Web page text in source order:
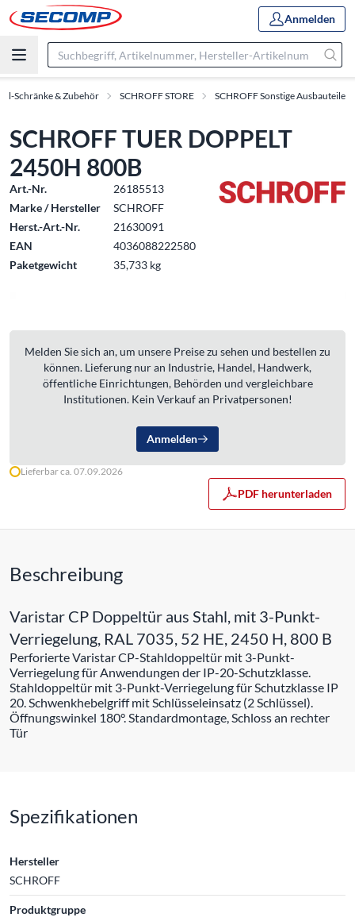
Anmelden
Schränke & Zubehör SCHROFF STORE SCHROFF Sonstige Ausbauteile
SCHROFF TUER DOPPELT
2450H 800B
Art.-Nr.
26185513
Marke / Hersteller
SCHROFF
Herst.-Art.-Nr.
21630091
EAN
4036088222580
Paketgewicht
35,733 kg
Melden Sie sich an, um unsere Preise zu sehen und bestellen zu
können. Lieferung nur an Industrie, Handel, Handwerk,
öffentliche Einrichtungen, Behörden und vergleichbare
Institutionen. Kein Verkauf an Privatpersonen!
Anmelden
Lieferbar ca. 07.09.2026
PDF herunterladen
Beschreibung
Varistar CP Doppeltür aus Stahl, mit 3-Punkt-
Verriegelung, RAL 7035, 52 HE, 2450 H, 800 B
Perforierte Varistar CP-Stahldoppeltür mit 3-Punkt-
Verriegelung für Anwendungen der IP-20-Schutzklasse.
Stahldoppeltür mit 3-Punkt-Verriegelung für Schutzklasse IP
20. Schwenkhebelgriff mit Schlüsseleinsatz (2 Schlüssel).
Öffnungswinkel 180°. Standardmontage, Schloss an rechter
Tür
Spezifikationen
Hersteller
SCHROFF
Produktgruppe